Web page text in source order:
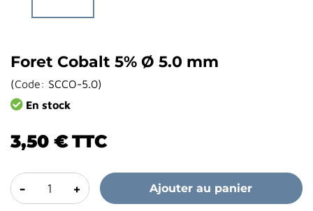
Foret Cobalt 5% Ø 5.0 mm
(Code: SCCO-5.0)
En stock
3,50 €TTC
- + Ajouter au panier